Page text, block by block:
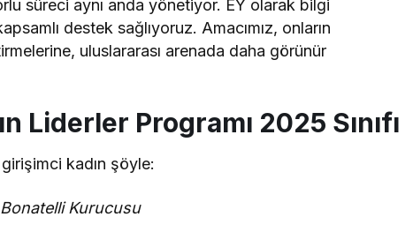
süreci aynı anda yönetiyor. EY olarak bilgi
destek sağlıyoruz. Amacımız, onların
uluslararası arenada daha görünür
Liderler Programı 2025 Sınıfı
girişimci kadın şöyle:
Kurucusu